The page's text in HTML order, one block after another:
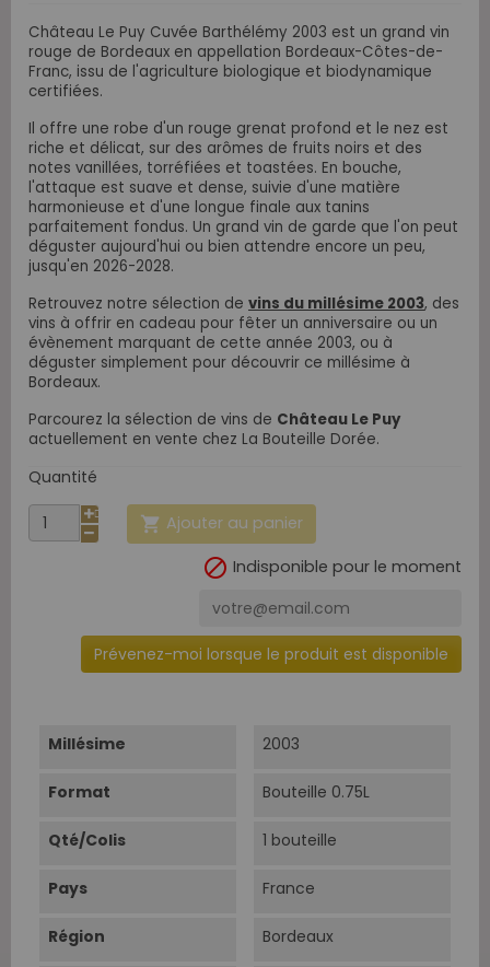
Château Le Puy Cuvée Barthélémy 2003 est un grand vin
rouge de Bordeaux en appellation Bordeaux-Côtes-de-
Franc, issu de l'agriculture biologique et biodynamique
certifiées.
Il offre une robe d'un rouge grenat profond et le nez est
riche et délicat, sur des arômes de fruits noirs et des
notes vanillées, torréfiées et toastées. En bouche,
l'attaque est suave et dense, suivie d'une matière
harmonieuse et d'une longue finale aux tanins
parfaitement fondus. Un grand vin de garde que l'on peut
déguster aujourd'hui ou bien attendre encore un peu,
jusqu'en 2026-2028.
Retrouvez notre sélection de vins du millésime 2003, des
vins à offrir en cadeau pour fêter un anniversaire ou un
évènement marquant de cette année 2003, ou à
déguster simplement pour découvrir ce millésime à
Bordeaux.
Parcourez la sélection de vins de Château Le Puy
actuellement en vente chez La Bouteille Dorée.
Quantité
 Ajouter au panier
 Indisponible pour le moment
Prévenez-moi lorsque le produit est disponible
Millésime 2003
Format Bouteille 0.75L
Qté/Colis 1 bouteille
Pays France
Région Bordeaux